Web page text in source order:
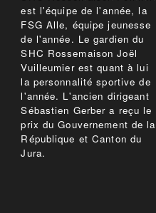
est l'équipe de l'année, la
FSG Alle, équipe jeunesse
de l'année. Le gardien du
SHC Rossemaison Joël
Vuilleumier est quant à lui
la personnalité sportive de
l'année. L'ancien dirigeant
Sébastien Gerber a reçu le
prix du Gouvernement de la
République et Canton du
Jura.